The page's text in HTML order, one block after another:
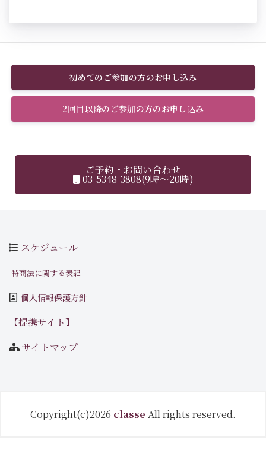
初めてのご参加の方のお申し込み
2回目以降のご参加の方のお申し込み
ご予約・お問い合わせ
03-5348-3808(9時～20時)
スケジュール
特商法に関する表記
個人情報保護方針
【提携サイト】
サイトマップ
Copyright(c)2026 classe All rights reserved.